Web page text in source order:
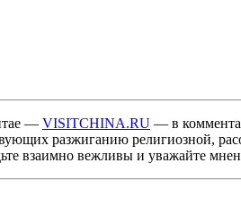
— VISITCHINA.RU — в
разжиганию религиозной,
взаимно вежливы и уважайте